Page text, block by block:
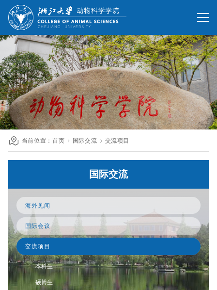
网站首页
院情总览
师资队伍
人才培养
科学研究
国际交流
发展联络
英文网站
旧版回顾
当前位置：首页 国际交流 交流项目
国际交流
海外见闻
国际会议
交流项目
本科生
硕博生